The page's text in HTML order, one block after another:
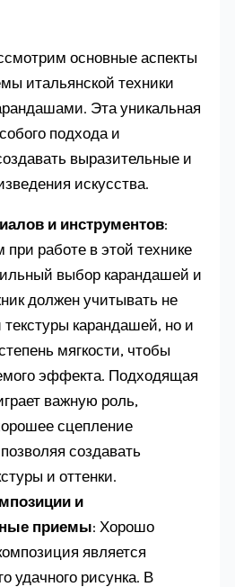
основные аспекты
итальянской техники
Эта уникальная
подхода и
выразительные и
искусства.
и инструментов:
работе в этой технике
выбор карандашей и
должен учитывать не
текстуры карандашей, но и
мягкости, чтобы
эффекта. Подходящая
важную роль,
сцепление
создавать
и оттенки.
и
приемы: Хорошо
является
удачного рисунка. В